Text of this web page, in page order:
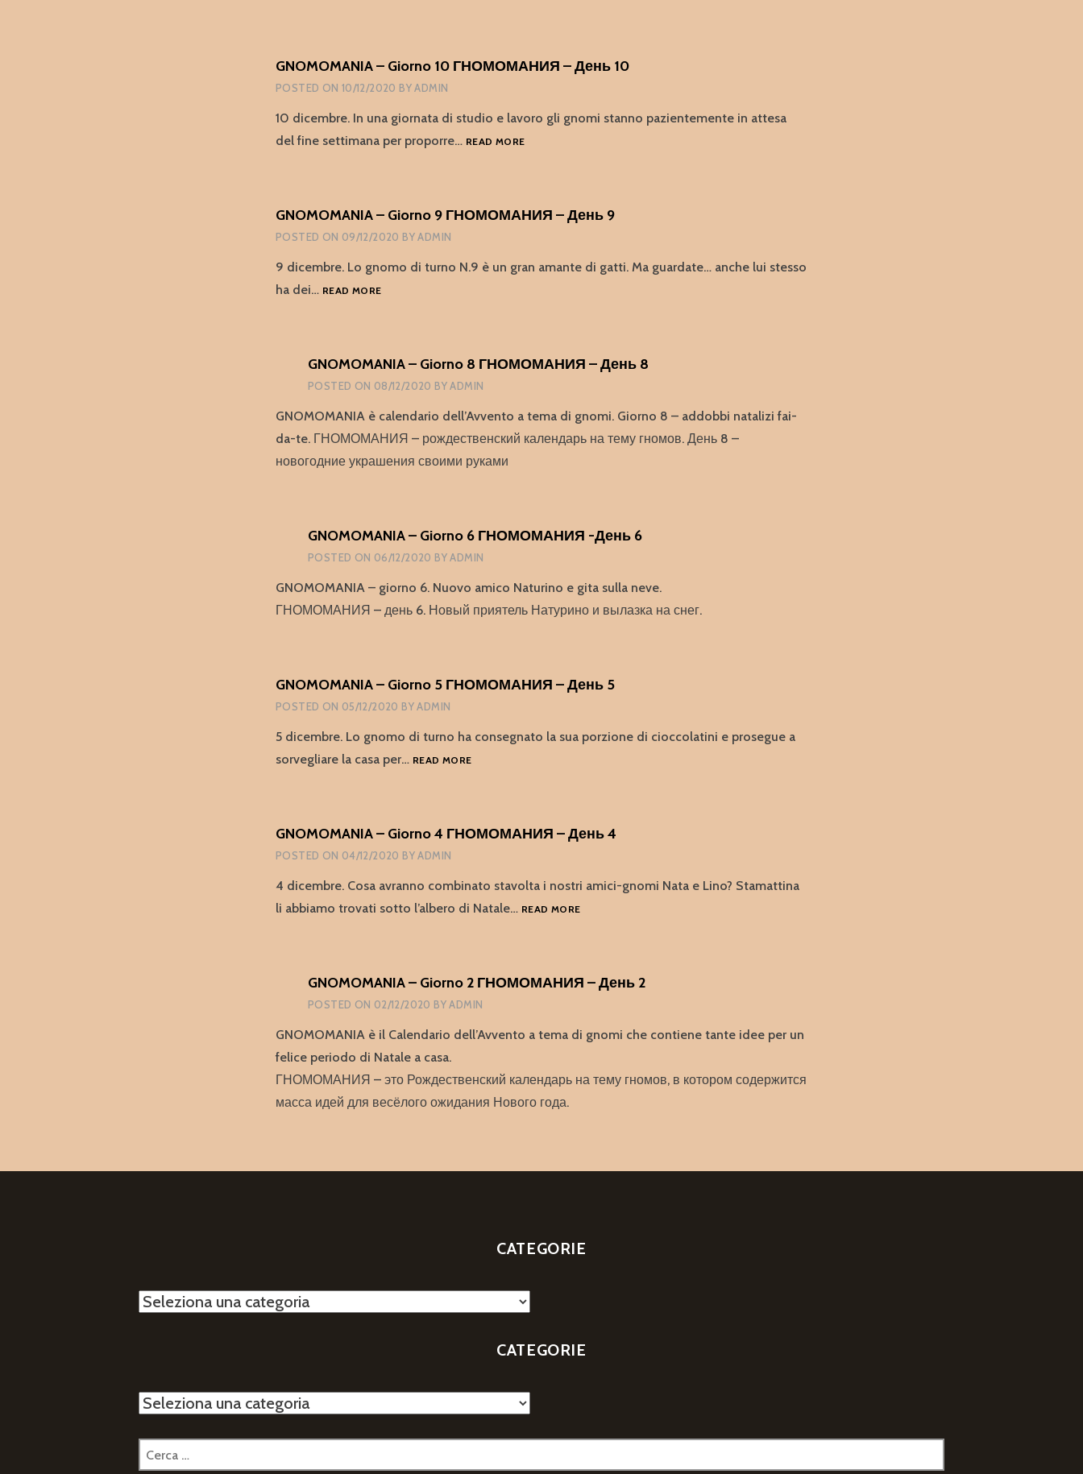
GNOMOMANIA – Giorno 10 ГНОМОМАНИЯ – День 10
POSTED ON 10/12/2020 BYADMIN
10 dicembre. In una giornata di studio e lavoro gli gnomi stanno pazientemente in attesa
del fine settimana per proporre… READ MOREGNOMOMANIA
–
GNOMOMANIA – Giorno 9 ГНОМОМАНИЯ – День 9
POSTED ON 09/12/2020 BYADMIN
9 dicembre. Lo gnomo di turno N.9 è un gran amante di gatti. Ma guardate… anche lui stesso
ha dei… READ MOREGNOMOMANIA
–
ДЕНЬ
GNOMOMANIA – Giorno 8 ГНОМОМАНИЯ – День 8
POSTED ON 08/12/2020 BYADMIN
GNOMOMANIA è calendario dell’Avvento a tema di gnomi. Giorno 8 – addobbi natalizi fai-
da-te. ГНОМОМАНИЯ – рождественский календарь на тему гномов. День 8 –
новогодние украшения своими руками
GNOMOMANIA – Giorno 6 ГНОМОМАНИЯ -День 6
POSTED ON 06/12/2020 BYADMIN
GNOMOMANIA – giorno 6. Nuovo amico Naturino e gita sulla neve.
ГНОМОМАНИЯ – день 6. Новый приятель Натурино и вылазка на снег.
GNOMOMANIA – Giorno 5 ГНОМОМАНИЯ – День 5
POSTED ON 05/12/2020 BYADMIN
5 dicembre. Lo gnomo di turno ha consegnato la sua porzione di cioccolatini e prosegue a
sorvegliare la casa per… READ MOREGNOMOMANIA
–
GNOMOMANIA – Giorno 4 ГНОМОМАНИЯ – День 4
POSTED ON 04/12/2020 BYADMIN
4 dicembre. Cosa avranno combinato stavolta i nostri amici-gnomi Nata e Lino? Stamattina
li abbiamo trovati sotto l’albero di Natale… READ MOREGNOMOMANIA
–
GNOMOMANIA – Giorno 2 ГНОМОМАНИЯ – День 2
POSTED ON 02/12/2020 BYADMIN
GNOMOMANIA è il Calendario dell’Avvento a tema di gnomi che contiene tante idee per un
felice periodo di Natale a casa.
ГНОМОМАНИЯ – это Рождественский календарь на тему гномов, в котором содержится
масса идей для весёлого ожидания Нового года.
CATEGORIE
Categorie
CATEGORIE
Categorie
Ricerca